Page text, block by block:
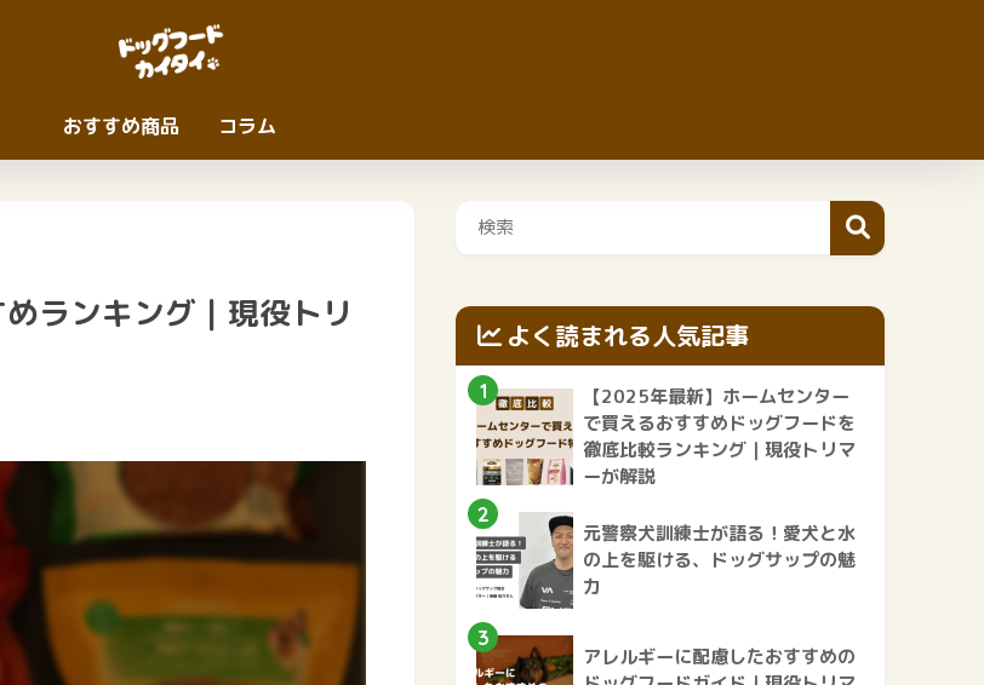
おすすめ商品 コラム
ランキング｜現役トリ
よく読まれる人気記事
1
【2025年最新】ホームセンター
で買えるおすすめドッグフードを
徹底比較ランキング｜現役トリマ
ーが解説
2
元警察犬訓練士が語る！愛犬と水
の上を駆ける、ドッグサップの魅
力
3
アレルギーに配慮したおすすめの